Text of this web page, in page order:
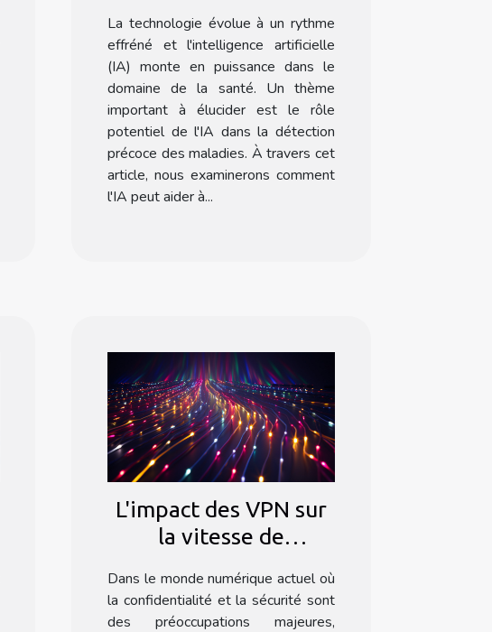
détection précoce des
maladies
La technologie évolue à un rythme
effréné et l'intelligence artificielle
(IA) monte en puissance dans le
domaine de la santé. Un thème
important à élucider est le rôle
potentiel de l'IA dans la détection
précoce des maladies. À travers cet
article, nous examinerons comment
l'IA peut aider à...
L'impact des VPN sur
la vitesse de
Dans le monde numérique actuel où
la confidentialité et la sécurité sont
des préoccupations majeures,